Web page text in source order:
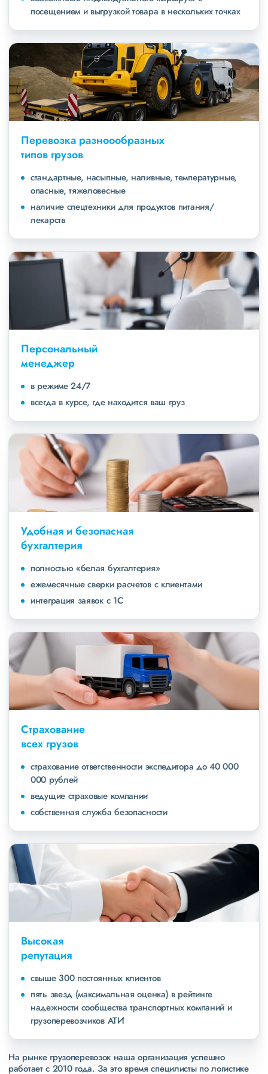
посещением и выгрузкой товара в нескольких точках
Перевозка разноообразных
типов грузов
стандартные, насыпные, наливные, температурные,
опасные, тяжеловесные
наличие спецтехники для продуктов питания/
лекарств
Персональный
менеджер
в режиме 24/7
всегда в курсе, где находится ваш груз
Удобная и безопасная
бухгалтерия
полностью «белая бухгалтерия»
ежемесячные сверки расчетов с клиентами
интеграция заявок с 1С
Страхование
всех грузов
страхование ответственности экспедитора до 40 000
000 рублей
ведущие страховые компании
собственная служба безопасности
Высокая
репутация
свыше 300 постоянных клиентов
пять звезд (максимальная оценка) в рейтинге
надежности сообщества транспортных компаний и
грузоперевозчиков АТИ
На рынке грузоперевозок наша организация успешно
работает с 2010 года. За это время специлисты по логистике